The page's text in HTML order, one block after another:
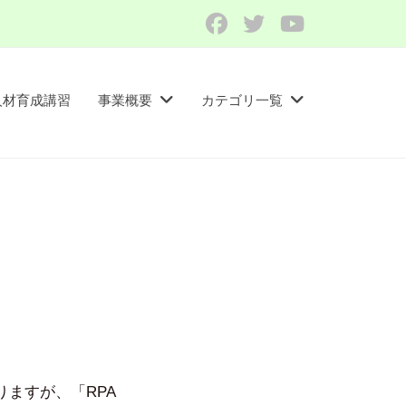
Facebook
TwitterYouTube
育成講習​ 事業概要 カテゴリ一覧
ますが、「RPA